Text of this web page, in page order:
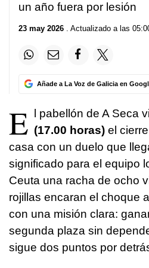
un año fuera por lesión
23 may 2026 . Actualizado a las
Añade a La Voz de Galicia en
E l pabellón de A Seca
(17.00 horas) el
casa con un duelo que
significado para el equipo
Ceuta una racha de ocho
rojillas encaran el choque
con una misión clara:
segunda plaza sin
sigue dos puntos por